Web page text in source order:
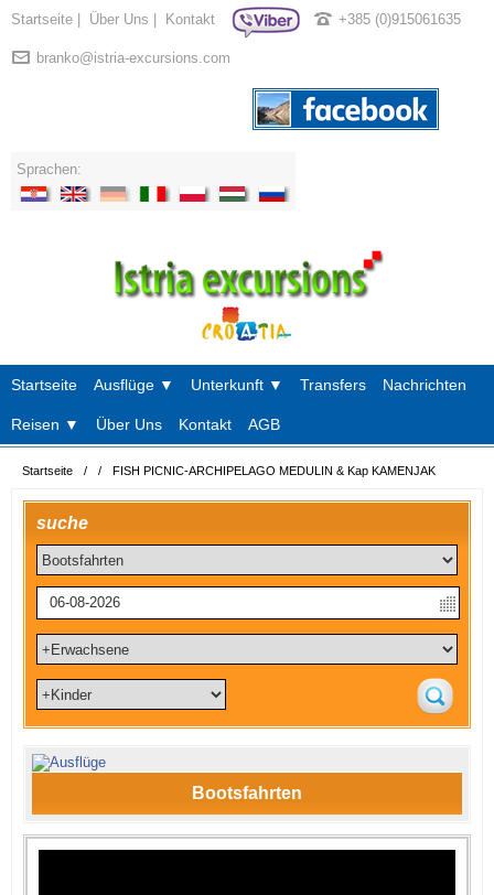
Startseite Über Uns Kontakt +385 (0)915061635
branko@istria-excursions.com
Sprachen:
Startseite Ausflüge ▼ Unterkunft ▼ Transfers Nachrichten
Reisen ▼ Über Uns Kontakt AGB
Startseite / / FISH PICNIC-ARCHIPELAGO MEDULIN & Kap KAMENJAK
suche
Bootsfahrten